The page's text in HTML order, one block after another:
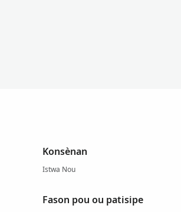
Konsènan
Istwa Nou
Fason pou ou patisipe